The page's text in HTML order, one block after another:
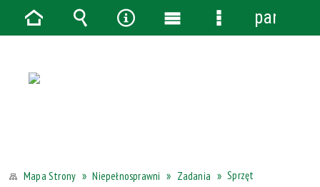
Mapa Strony Niepełnosprawni Zadania
Sprzęt
StronaWyszukiwarka
Narzędzia
Menu Menu
panel